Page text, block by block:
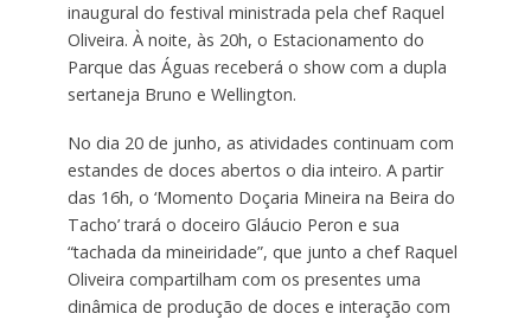
inaugural do festival ministrada pela chef Raquel
Oliveira. À noite, às 20h, o Estacionamento do
Parque das Águas receberá o show com a dupla
sertaneja Bruno e Wellington.
No dia 20 de junho, as atividades continuam com
estandes de doces abertos o dia inteiro. A partir
das 16h, o ‘Momento Doçaria Mineira na Beira do
Tacho’ trará o doceiro Gláucio Peron e sua
“tachada da mineiridade”, que junto a chef Raquel
Oliveira compartilham com os presentes uma
dinâmica de produção de doces e interação com